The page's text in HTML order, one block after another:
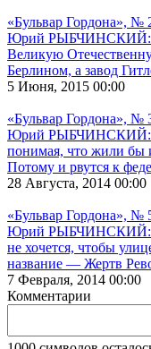
«Бульвар Гордона», №
Юрий РЫБЧИНСКИЙ:
Великую
Берлином, а завод
5 Июня, 2015 00:00
«Бульвар Гордона», №
Юрий РЫБЧИНСКИЙ:
понимая, что жили бы
Потому и рвутся к
28 Августа, 2014 00:00
«Бульвар Гордона», №
Юрий РЫБЧИНСКИЙ:
не хочется, чтобы
название — Жертв
7 Февраля, 2014 00:00
Комментарии